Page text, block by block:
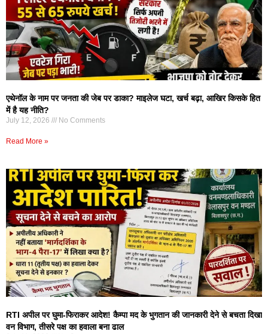
एथेनॉल के नाम पर जनता की जेब पर डाका? माइलेज घटा, खर्च बढ़ा, आखिर किसके हित
में है यह नीति?
July 12, 2026 No Comments
Read More »
RTI अपील पर घुमा-फिराकर आदेश! कैम्पा मद के भुगतान की जानकारी देने से बचता दिखा
वन विभाग, तीसरे पक्ष का हवाला बना ढाल